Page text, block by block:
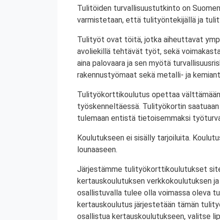
Tulitöiden turvallisuustutkinto on
varmistetaan, että tulityöntekijällä ja
Tulityöt ovat töitä, jotka aiheuttavat
avoliekillä tehtävät työt, sekä
aina palovaara ja sen myötä
rakennustyömaat sekä metalli- ja
Tulityökorttikoulutus opettaa
työskenneltäessä. Tulityökortin
tulemaan entistä tietoisemmaksi
Koulutukseen ei sisälly tarjoiluita.
lounaaseen.
Järjestämme tulityökorttikoulutukset
kertauskoulutuksen verkkokoulutuksen
osallistuvalla tulee olla voimassa oleva
kertauskoulutus järjestetään tämän
osallistua kertauskoulutukseen, valitse